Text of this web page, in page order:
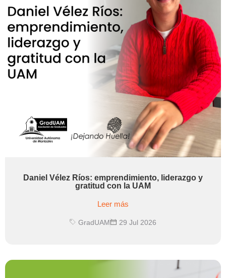
Daniel Vélez Ríos: emprendimiento, liderazgo y
gratitud con la UAM
Leer más
GradUAM 29 Jul 2026